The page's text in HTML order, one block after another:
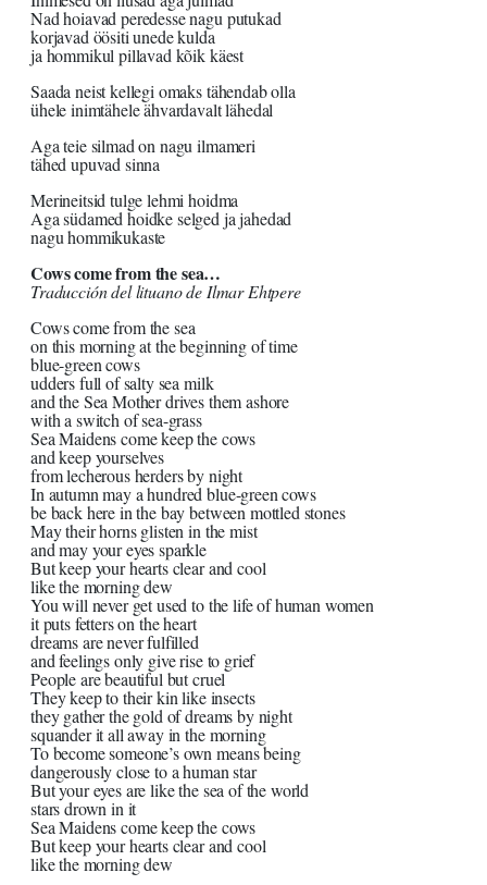
Nad hoiavad peredesse nagu putukad
korjavad öösiti unede kulda
ja hommikul pillavad kõik käest
Saada neist kellegi omaks tähendab olla
ühele inimtähele ähvardavalt lähedal
Aga teie silmad on nagu ilmameri
tähed upuvad sinna
Merineitsid tulge lehmi hoidma
Aga südamed hoidke selged ja jahedad
nagu hommikukaste
Cows come from the sea…
Traducción del lituano de Ilmar Ehtpere
Cows come from the sea
on this morning at the beginning of time
blue-green cows
udders full of salty sea milk
and the Sea Mother drives them ashore
with a switch of sea-grass
Sea Maidens come keep the cows
and keep yourselves
from lecherous herders by night
In autumn may a hundred blue-green cows
be back here in the bay between mottled stones
May their horns glisten in the mist
and may your eyes sparkle
But keep your hearts clear and cool
like the morning dew
You will never get used to the life of human women
it puts fetters on the heart
dreams are never fulfilled
and feelings only give rise to grief
People are beautiful but cruel
They keep to their kin like insects
they gather the gold of dreams by night
squander it all away in the morning
To become someone’s own means being
dangerously close to a human star
But your eyes are like the sea of the world
stars drown in it
Sea Maidens come keep the cows
But keep your hearts clear and cool
like the morning dew